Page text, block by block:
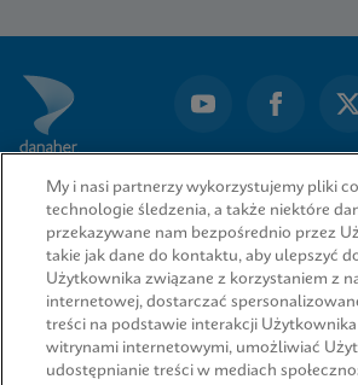
2
My i nasi partnerzy wykorzystujemy pliki
technologie śledzenia, a także niektóre
przekazywane nam bezpośrednio przez
takie jak dane do kontaktu, aby ulepszyć
Użytkownika związane z korzystaniem z
internetowej, dostarczać
treści na podstawie interakcji
witrynami internetowymi, umożliwiać
udostępnianie treści w mediach